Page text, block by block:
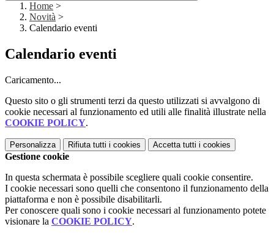
Home >
Novità >
Calendario eventi
Calendario eventi
Caricamento...
Questo sito o gli strumenti terzi da questo utilizzati si avvalgono di
cookie necessari al funzionamento ed utili alle finalità illustrate nella
COOKIE POLICY.
Personalizza Rifiuta tutti i cookies Accetta tutti i cookies
Gestione cookie
In questa schermata è possibile scegliere quali cookie consentire.
I cookie necessari sono quelli che consentono il funzionamento della
piattaforma e non è possibile disabilitarli.
Per conoscere quali sono i cookie necessari al funzionamento potete
visionare la COOKIE POLICY.